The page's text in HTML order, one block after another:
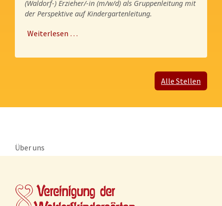
(Waldorf-) Erzieher/-in (m/w/d) als Gruppenleitung mit
der Perspektive auf Kindergartenleitung.
Weiterlesen …
Alle Stellen
Über uns